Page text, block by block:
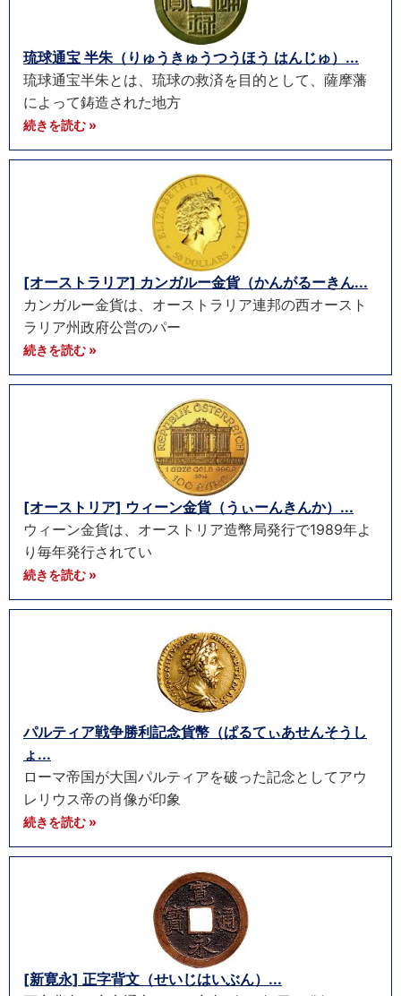
琉球通宝 半朱（りゅうきゅうつうほう はんじゅ）...
琉球通宝半朱とは、琉球の救済を目的として、薩摩藩
によって鋳造された地方
続きを読む »
[オーストラリア] カンガルー金貨（かんがるーきん...
カンガルー金貨は、オーストラリア連邦の西オースト
ラリア州政府公営のパー
続きを読む »
[オーストリア] ウィーン金貨（うぃーんきんか）...
ウィーン金貨は、オーストリア造幣局発行で1989年よ
り毎年発行されてい
続きを読む »
パルティア戦争勝利記念貨幣（ぱるてぃあせんそうし
ょ...
ローマ帝国が大国パルティアを破った記念としてアウ
レリウス帝の肖像が印象
続きを読む »
[新寛永] 正字背文（せいじはいぶん）...